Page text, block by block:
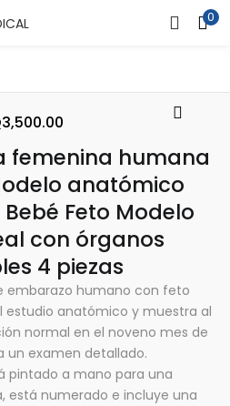
0
REGISTRARSE
y contraseña para iniciar
perdida?
femenina humana
anatómico
Feto Modelo
con órganos
4 piezas
3,500.00
embarazo humano con feto
estudio anatómico y muestra al
normal en el noveno mes de
un examen detallado.
pintado a mano para una
está numerado e incluye una